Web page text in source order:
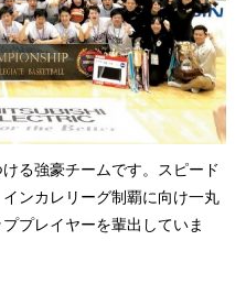
る強豪チームです。スピード
ンカレリーグ制覇に向け一丸
プレイヤーを輩出していま